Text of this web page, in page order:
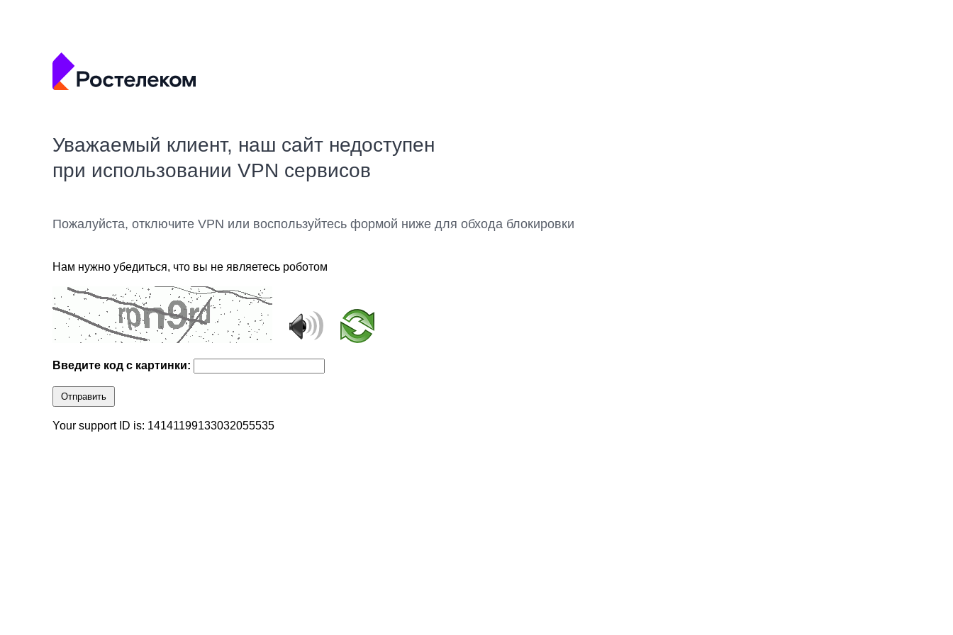
Уважаемый клиент, наш сайт недоступен
при использовании VPN сервисов
Пожалуйста, отключите VPN или воспользуйтесь формой ниже для обхода блокировки
Нам нужно убедиться, что вы не являетесь роботом
Введите код с картинки:
Отправить
Your support ID is: 14141199133032055535